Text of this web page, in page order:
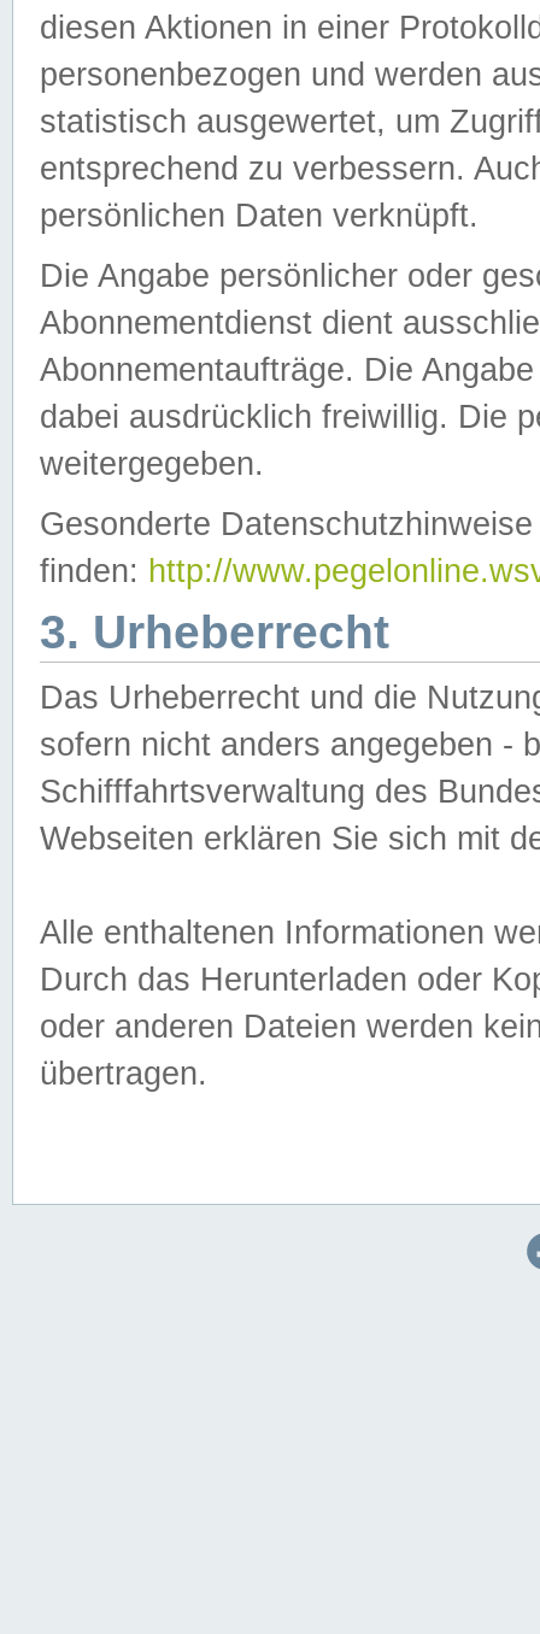
diesen Aktionen in einer
personenbezogen und werden
statistisch ausgewertet, um
entsprechend zu verbessern.
persönlichen Daten verknüpft.
Die Angabe persönlicher oder
Abonnementdienst dient
Abonnementaufträge. Die
dabei ausdrücklich freiwillig. Die
weitergegeben.
Gesonderte
finden: http://
3. Urheberrecht
Das Urheberrecht und die
sofern nicht anders angegeben -
Schifffahrtsverwaltung des
Webseiten erklären Sie sich mit
Alle enthaltenen Informationen
Durch das Herunterladen oder
oder anderen Dateien werden
übertragen.